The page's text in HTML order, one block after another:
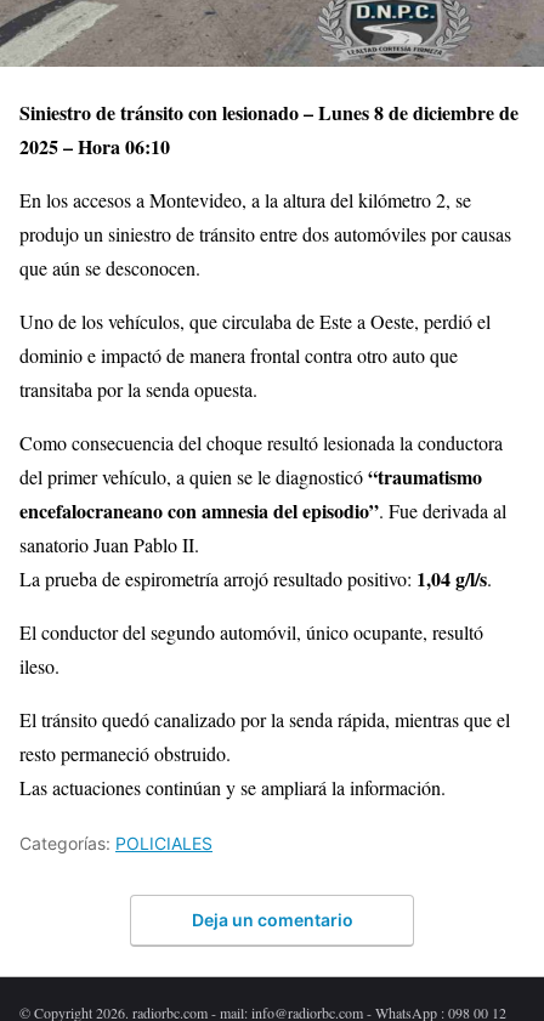
Siniestro de tránsito con lesionado – Lunes 8 de diciembre de
2025 – Hora 06:10
En los accesos a Montevideo, a la altura del kilómetro 2, se
produjo un siniestro de tránsito entre dos automóviles por causas
que aún se desconocen.
Uno de los vehículos, que circulaba de Este a Oeste, perdió el
dominio e impactó de manera frontal contra otro auto que
transitaba por la senda opuesta.
Como consecuencia del choque resultó lesionada la conductora
del primer vehículo, a quien se le diagnosticó“traumatismo
encefalocraneano con amnesia del episodio”. Fue derivada al
sanatorio Juan Pablo II.
La prueba de espirometría arrojó resultado positivo: 1,04 g/l/s.
El conductor del segundo automóvil, único ocupante, resultó
ileso.
El tránsito quedó canalizado por la senda rápida, mientras que el
resto permaneció obstruido.
Las actuaciones continúan y se ampliará la información.
Categorías: POLICIALES
Deja un comentario
© Copyright 2026. radiorbc.com - mail: info@radiorbc.com - WhatsApp : 098 00 12